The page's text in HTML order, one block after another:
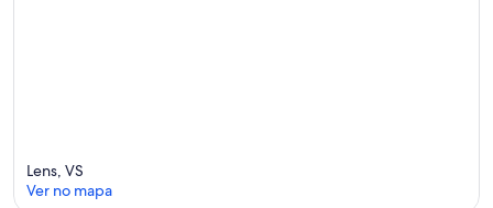
Lens, VS
Ver no mapa